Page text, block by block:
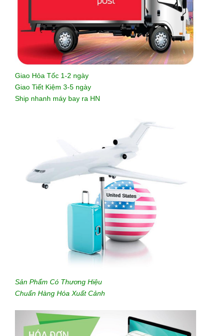
Giao Hỏa Tốc 1-2 ngày
Giao Tiết Kiệm 3-5 ngày
Ship nhanh máy bay ra HN
Sản Phẩm Có Thương Hiệu
Chuẩn Hàng Hóa Xuất Cảnh